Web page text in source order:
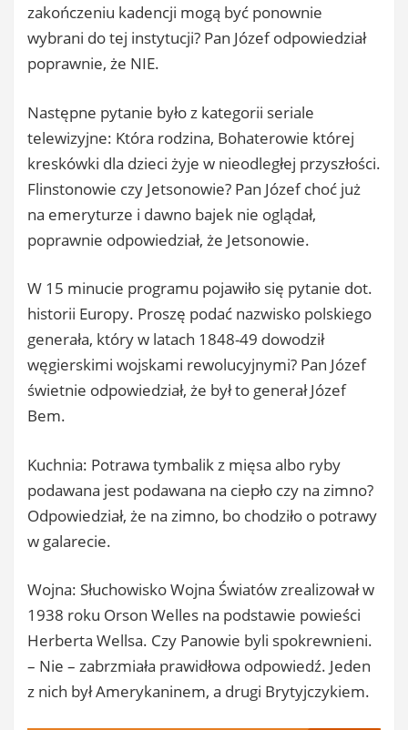
zakończeniu kadencji mogą być ponownie
wybrani do tej instytucji? Pan Józef odpowiedział
poprawnie, że NIE.
Następne pytanie było z kategorii seriale
telewizyjne: Która rodzina, Bohaterowie której
kreskówki dla dzieci żyje w nieodległej przyszłości.
Flinstonowie czy Jetsonowie? Pan Józef choć już
na emeryturze i dawno bajek nie oglądał,
poprawnie odpowiedział, że Jetsonowie.
W 15 minucie programu pojawiło się pytanie dot.
historii Europy. Proszę podać nazwisko polskiego
generała, który w latach 1848-49 dowodził
węgierskimi wojskami rewolucyjnymi? Pan Józef
świetnie odpowiedział, że był to generał Józef
Bem.
Kuchnia: Potrawa tymbalik z mięsa albo ryby
podawana jest podawana na ciepło czy na zimno?
Odpowiedział, że na zimno, bo chodziło o potrawy
w galarecie.
Wojna: Słuchowisko Wojna Światów zrealizował w
1938 roku Orson Welles na podstawie powieści
Herberta Wellsa. Czy Panowie byli spokrewnieni.
– Nie – zabrzmiała prawidłowa odpowiedź. Jeden
z nich był Amerykaninem, a drugi Brytyjczykiem.